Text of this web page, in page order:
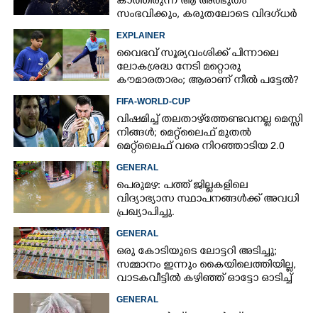
സംഭവിക്കും, കരുതലോടെ വിദഗ്ധർ
EXPLAINER
വൈഭവ് സൂര്യവംശിക്ക് പിന്നാലെ
ലോകശ്രദ്ധ നേടി മറ്റൊരു
കൗമാരതാരം; ആരാണ് നീൽ പട്ടേൽ?
FIFA-WORLD-CUP
വിഷമിച്ച് തലതാഴ്‌ത്തേണ്ടവനല്ല മെസ്സി
നിങ്ങള്‍; മെറ്റ്‌ലൈഫ് മുതല്‍
മെറ്റ്‌ലൈഫ് വരെ നിറഞ്ഞാടിയ 2.0
GENERAL
പെരുമഴ: പത്ത് ജില്ലകളിലെ
വിദ്യാഭ്യാസ സ്ഥാപനങ്ങൾക്ക് അവധി
പ്രഖ്യാപിച്ചു.
GENERAL
ഒരു കോടിയുടെ ലോട്ടറി അടിച്ചു;
സമ്മാനം ഇന്നും കൈയിലെത്തിയില്ല,
വാടകവീട്ടിൽ കഴിഞ്ഞ് ഓട്ടോ ഓടിച്ച്
73കാരൻ
GENERAL